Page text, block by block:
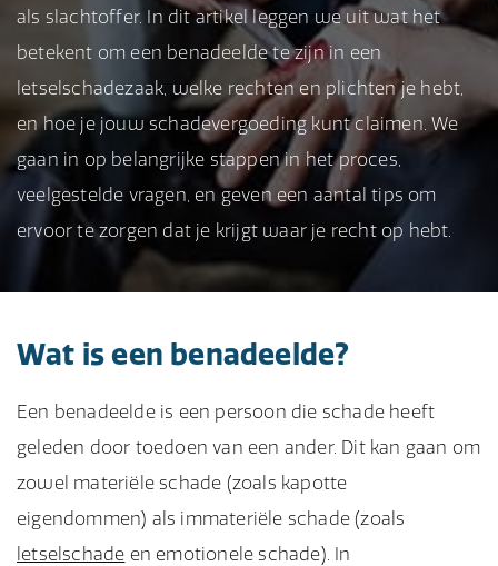
als slachtoffer. In dit artikel leggen we uit wat het
betekent om een benadeelde te zijn in een
letselschadezaak, welke rechten en plichten je hebt,
en hoe je jouw schadevergoeding kunt claimen. We
gaan in op belangrijke stappen in het proces,
veelgestelde vragen, en geven een aantal tips om
ervoor te zorgen dat je krijgt waar je recht op hebt.
Wat is een benadeelde?
Een benadeelde is een persoon die schade heeft
geleden door toedoen van een ander. Dit kan gaan om
zowel materiële schade (zoals kapotte
eigendommen) als immateriële schade (zoals
letselschade en emotionele schade). In